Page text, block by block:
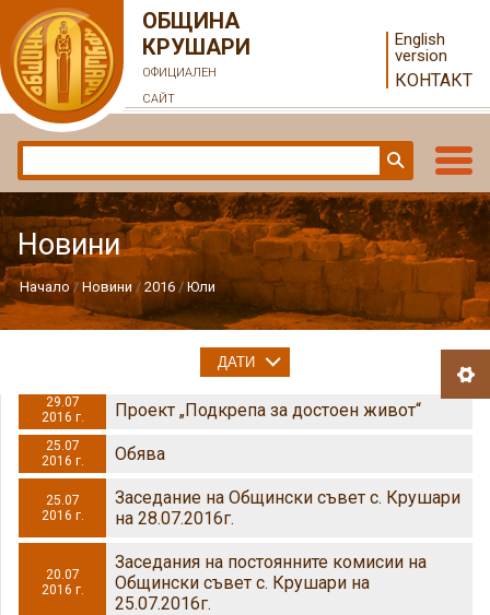
ОБЩИНА
КРУШАРИ
ОФИЦИАЛЕН
САЙТ
English
version
КОНТАКТ
Новини
Начало Новини 2016 Юли
29.07
2016 г.
Проект „Подкрепа за достоен живот“
25.07
2016 г.
Обява
25.07
2016 г.
Заседание на Общински съвет с. Крушари
на 28.07.2016г.
20.07
2016 г.
Заседания на постоянните комисии на
Общински съвет с. Крушари на
25.07.2016г.
ДАТИ